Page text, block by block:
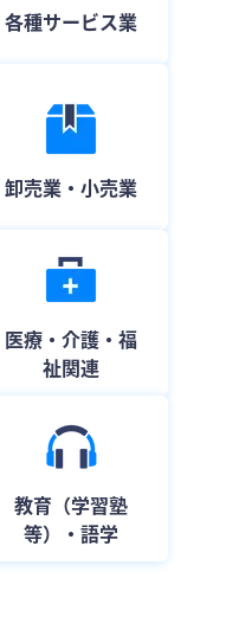
各種サービス業
卸売業・小売業
医療・介護・福
祉関連
教育（学習塾
等）・語学